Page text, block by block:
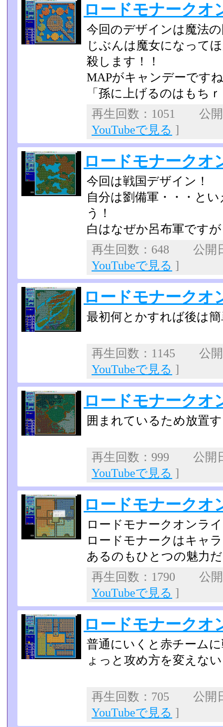
ロードモナークオ
今回のデザインは魔法
じぶんは魔女になって
殺します！！
MAPがキャンデーです
「孫に上げるのはもち
再生回数：1051 公
YouTubeで見る ]
ロードモナークオ
今回は戦国デザイン！
自分は劉備軍・・・と
う！
白はなぜか呂布軍です
再生回数：648 公開
YouTubeで見る ]
ロードモナークオ
最初何とかすれば後は
再生回数：1145 公
YouTubeで見る ]
ロードモナークオ
囲まれているため放置
再生回数：999 公開
YouTubeで見る ]
ロードモナークオ
ロードモナークオンラ
ロードモナークはキャ
あるのもひとつの魅力
再生回数：1790 公
YouTubeで見る ]
ロードモナークオ
普通にいくと赤チーム
ょっと攻め方を変えな
再生回数：705 公
YouTubeで見る ]